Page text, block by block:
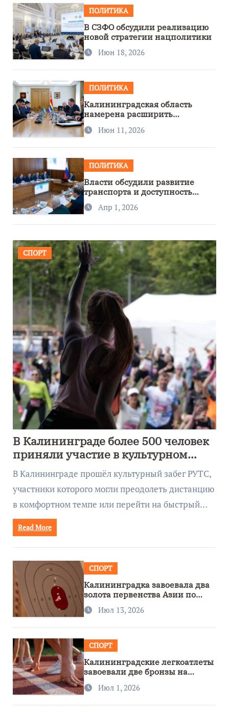
ПОЛИТИКА
В СЗФО обсудили реализацию
новой стратегии нацполитики
Июн 18, 2026
ПОЛИТИКА
Калининградская область
намерена расширить
сотрудничество с Узбекистаном
Июн 11, 2026
ПОЛИТИКА
Власти обсудили развитие
транспорта и доступность
региона
Апр 1, 2026
СПОРТ
В Калининграде более 500 человек
приняли участие в культурном
забеге
В Калининграде прошёл культурный забег РУТС,
участники которого могли преодолеть дистанцию
в комфортном темпе или перейти на быстрый…
Read More
СПОРТ
Калининградка завоевала два
золота первенства Азии по
метанию ножа
Июл 13, 2026
СПОРТ
Калининградские легкоатлеты
завоевали две бронзы на
первенстве России
Июл 1, 2026